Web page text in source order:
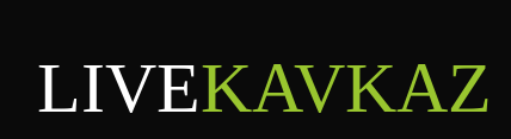
LIVEKAVKAZ